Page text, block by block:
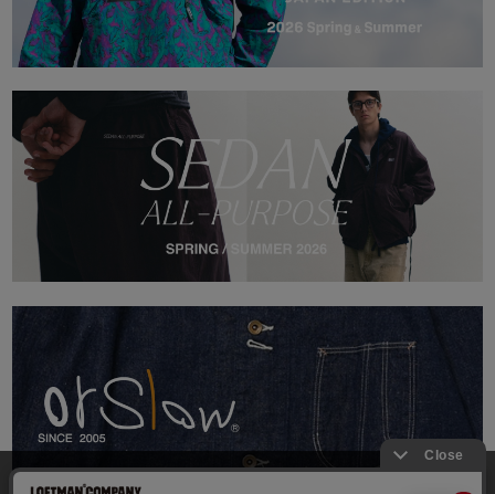
当サイトでは利用体験の向上およびコンテンツの最適な提供、ト